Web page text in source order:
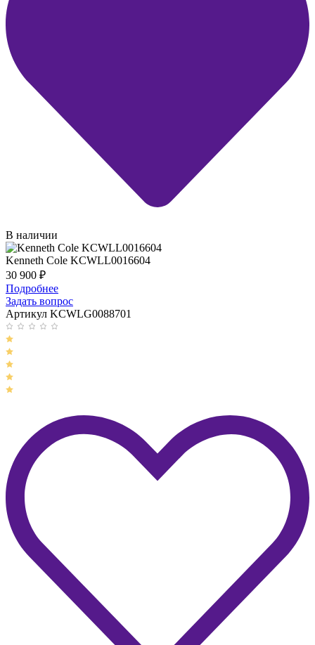
В наличии
Kenneth Cole KCWLL0016604
30 900 ₽
Подробнее
Задать вопрос
Артикул KCWLG0088701